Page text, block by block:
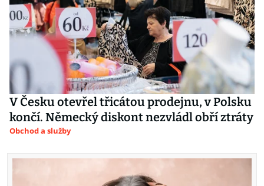
V Česku otevřel třicátou prodejnu, v Polsku
končí. Německý diskont nezvládl obří ztráty
Obchod a služby